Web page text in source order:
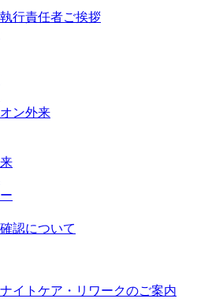
行責任者ご挨拶
ン外来
認について
イトケア・リワークのご案内